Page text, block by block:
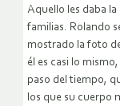
Aquello les daba la
familias. Rolando
mostrado la foto
él es casi lo
paso del tiempo,
los que su cuerpo